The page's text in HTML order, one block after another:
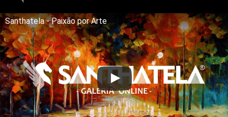
Santhatela - Paixão por Arte